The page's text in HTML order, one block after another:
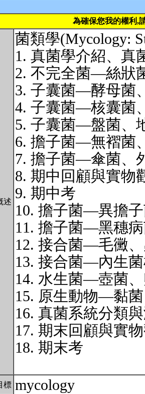
為確保您我的權利,
述
菌類學(Mycology:
1. 真菌學介紹、真
2. 不完全菌—絲狀
3. 子囊菌—酵母菌
4. 子囊菌—核囊菌
5. 子囊菌—盤菌、
6. 擔子菌—無褶菌
7. 擔子菌—傘菌、
8. 期中回顧與實物
9. 期中考
10. 擔子菌—異擔
11. 擔子菌—黑穗
12. 接合菌—毛黴
13. 接合菌—內生
14. 水生菌—壺菌
15. 原生動物—黏
16. 真菌系統分類
17. 期末回顧與實
18. 期末考
標 mycology